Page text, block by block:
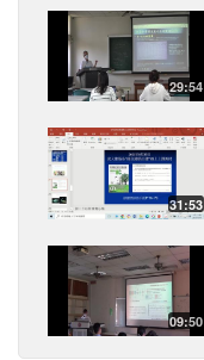
29:54
31:53
09:50